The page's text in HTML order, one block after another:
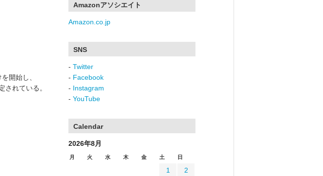
開始し、
れている。
Amazonアソシエイト
Amazon.co.jp
SNS
- Twitter
- Facebook
- Instagram
- YouTube
Calendar
2026年8月
月 火 水 木 金 土 日
1
2